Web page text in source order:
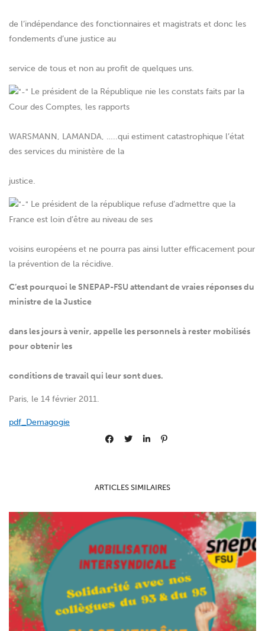
de l’indépendance des fonctionnaires et magistrats et donc les
fondements d’une justice au
service de tous et non au profit de quelques uns.
Le président de la République nie les constats faits par la
Cour des Comptes, les rapports
WARSMANN, LAMANDA, …..qui estiment catastrophique l’état
des services du ministère de la
justice.
Le président de la république refuse d’admettre que la
France est loin d’être au niveau de ses
voisins européens et ne pourra pas ainsi lutter efficacement pour
la prévention de la récidive.
C’est pourquoi le SNEPAP-FSU attendant de vraies réponses du
ministre de la Justice
dans les jours à venir, appelle les personnels à rester mobilisés
pour obtenir les
conditions de travail qui leur sont dues.
Paris, le 14 février 2011.
pdf_Demagogie
ARTICLES SIMILAIRES